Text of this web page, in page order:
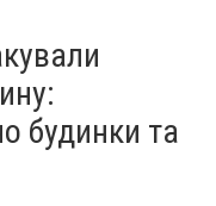
будинки та